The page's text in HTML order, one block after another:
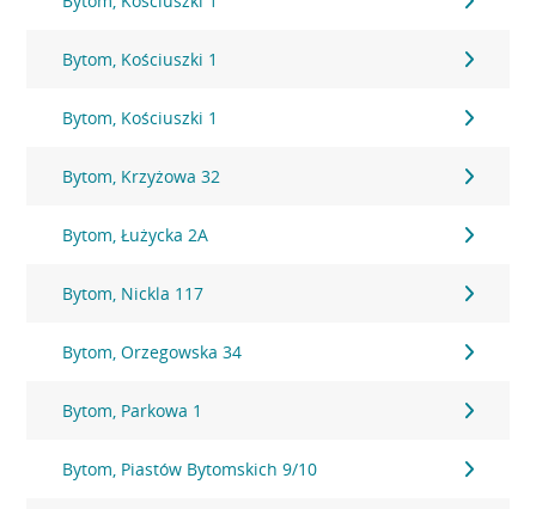
Bytom, Kościuszki 1
Bytom, Kościuszki 1
Bytom, Krzyżowa 32
Bytom, Łużycka 2A
Bytom, Nickla 117
Bytom, Orzegowska 34
Bytom, Parkowa 1
Bytom, Piastów Bytomskich 9/10